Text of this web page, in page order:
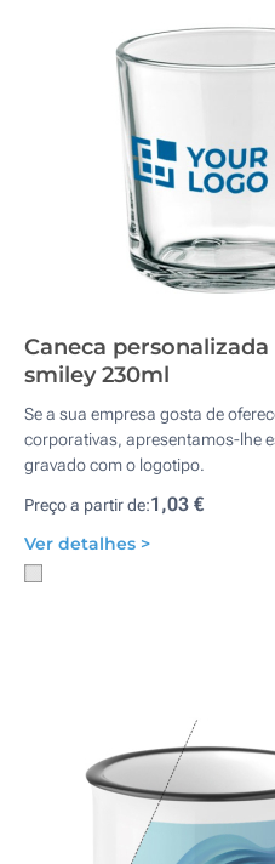
Caneca
smiley 230ml
Se a sua empresa gosta de
corporativas, apresentamos-lhe
gravado com o logotipo.
Preço a partir de:1,03 €
Ver detalhes >